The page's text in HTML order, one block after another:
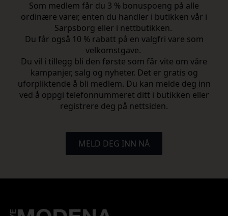
Som medlem får du 3 % bonuspoeng på alle
ordinære varer, enten du handler i butikken vår i
Sarpsborg eller i nettbutikken.
Du får også 10 % rabatt på en valgfri vare som
velkomstgave.
Du vil i tillegg bli den første som får vite om våre
kampanjer, salg og nyheter. Det er gratis og
uforpliktende å bli medlem. Du kan melde deg inn
ved å oppgi telefonnummeret ditt i butikken eller
registrere deg på nettsiden.
MELD DEG INN NÅ